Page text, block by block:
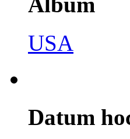
USA
Datum